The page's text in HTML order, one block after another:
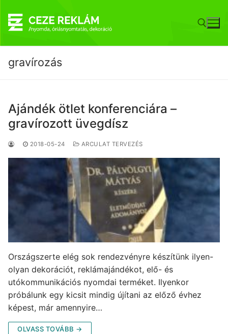
tartalomra
gravírozás
Ajándék ötlet konferenciára –
gravírozott üvegdísz
2018-05-24 ARCULAT TERVEZÉS
Országszerte elég sok rendezvényre készítünk ilyen-
olyan dekorációt, reklámajándékot, elő- és
utókommunikációs nyomdai terméket. Ilyenkor
próbálunk egy kicsit mindig újítani az előző évhez
képest, már amennyire…
OLVASS TOVÁBB →